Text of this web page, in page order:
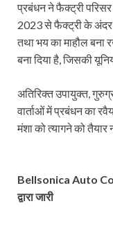
प्रबंधन ने फैक्ट्री
2023 से फैक्ट्री के अंदर
तथा भय का माहौल
बना दिया है, जिसकी
अतिरिक्त उपायुक्त,
वार्ताओं में प्रबंधन का
मंशा को त्यागने को तैयार
Bellsonica Auto
द्वारा जारी